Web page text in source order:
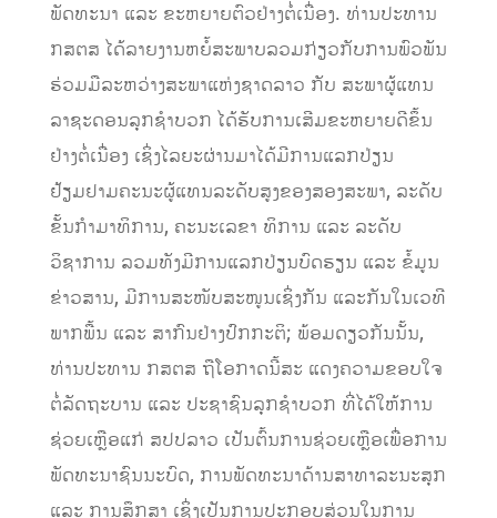
ພັດທະນາ ແລະ ຂະຫຍາຍຕົວຢ່າງຕໍ່ເນື່ອງ. ທ່ານປະທານ
ກສຕສ ໄດ້ລາຍງານຫຍໍ້ສະພາບລວມກ່ຽວກັບການພົວພັນ
ຮ່ວມມືລະຫວ່າງສະພາແຫ່ງຊາດລາວ ກັບ ສະພາຜູ້ແທນ
ລາຊະດອນລຸກຊຳບວກ ໄດ້ຮັບການເສີມຂະຫຍາຍດີຂຶ້ນ
ຢ່າງຕໍ່ເນື່ອງ ເຊິ່ງໄລຍະຜ່ານມາໄດ້ມີການ​ແລກປ່ຽນ
ຢ້ຽມຢາມຄະນະ​ຜູ້​ແທນລະດັບສູງຂອງສອງສະພາ, ລະດັບ
ຂັ້ນກຳມາທິການ, ຄະນະເລຂາ ທິການ ແລະ ລະດັບ
ວິຊາການ ລວມທັງມີການ​ແລກປ່ຽນ​ບົດຮຽນ​ ​ແລະ ​ຂໍ້​ມູນ​
ຂ່າວສານ,​ ມີການສະໜັບສະໜູນເຊິ່ງກັນ ແລະກັນໃນເວທີ
ພາກພື້ນ ແລະ ສາກົນຢ່າງປົກກະຕິ; ພ້ອມດຽວກັນນັ້ນ,
ທ່ານປະທານ ກສຕສ ຖືໂອກາດນີ້ສະ ແດງຄວາມຂອບໃຈ
ຕໍ່ລັດຖະບານ ແລະ ປະຊາຊົນລຸກຊໍາບວກ ທີ່ໄດ້ໃຫ້ການ
ຊ່ວຍເຫຼືອແກ່ ສປປລາວ ເປັນຕົ້ນການຊ່ວຍເຫຼືອເພື່ອການ
ພັດທະນາຊົນນະບົດ, ການພັດທະນາດ້ານສາທາລະນະສຸກ
ແລະ ການສຶກສາ ເຊິ່ງເປັນການປະກອບສ່ວນໃນການ